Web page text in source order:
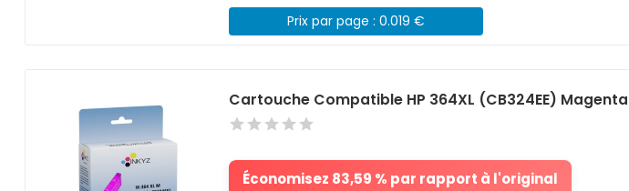
Prix par page : 0.019 €
Cartouche Compatible HP 364XL (CB324EE) Magenta
Économisez 83,59 % par rapport à l'original